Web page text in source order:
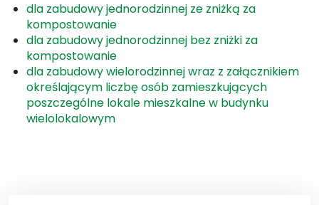
dla zabudowy jednorodzinnej ze zniżką za
kompostowanie
dla zabudowy jednorodzinnej bez zniżki za
kompostowanie
dla zabudowy wielorodzinnej wraz z załącznikiem
określającym liczbę osób zamieszkujących
poszczególne lokale mieszkalne w budynku
wielolokalowym